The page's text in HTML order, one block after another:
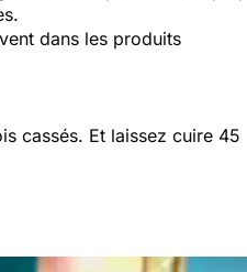
dans les produits
cassés. Et laissez cuire 45